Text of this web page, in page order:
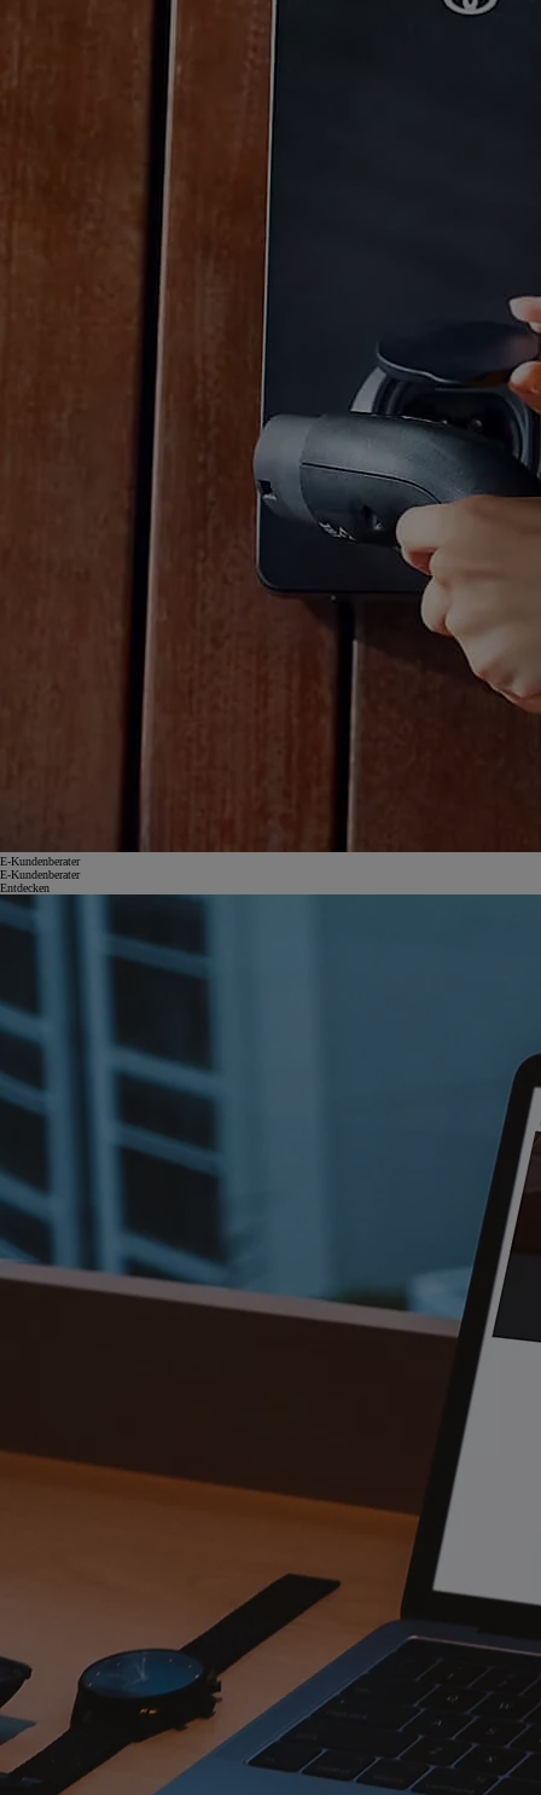
E-Kundenberater
E-Kundenberater
Entdecken